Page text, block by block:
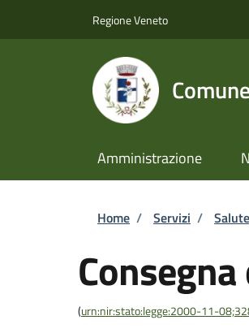
Regione Veneto
Amministrazione
Briciole di
Home / Servizi /
(urn:nir:stato:legge:2000-11-